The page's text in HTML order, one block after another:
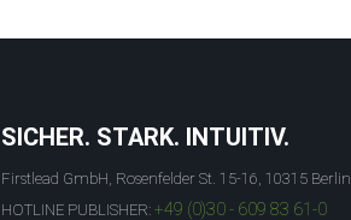
SICHER. STARK. INTUITIV.
Firstlead GmbH, Rosenfelder St. 15-16, 10315 Berlin
HOTLINE PUBLISHER: +49 (0)30 - 609 83 61-0